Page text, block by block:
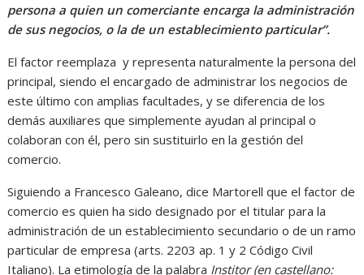
persona a quien un comerciante encarga la administración
de sus negocios, o la de un establecimiento particular”.
El factor reemplaza y representa naturalmente la persona del
principal, siendo el encargado de administrar los negocios de
este último con amplias facultades, y se diferencia de los
demás auxiliares que simplemente ayudan al principal o
colaboran con él, pero sin sustituirlo en la gestión del
comercio.
Siguiendo a Francesco Galeano, dice Martorell que el factor de
comercio es quien ha sido designado por el titular para la
administración de un establecimiento secundario o de un ramo
particular de empresa (arts. 2203 ap. 1 y 2 Código Civil
Italiano). La etimología de la palabra Institor (en castellano: